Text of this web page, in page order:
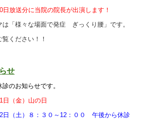
日放送分に当院の院長が出演します！
は「様々な場面で発症 ぎっくり腰」です。
覧ください！！
せ
診のお知らせです。
日（金）山の日
日（土）８：３０～12：００ 午後から休診